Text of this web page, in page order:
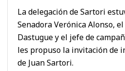
La delegación de Sartori
Senadora Verónica Alonso,
Dastugue y el jefe de
les propuso la invitación de
de Juan Sartori.